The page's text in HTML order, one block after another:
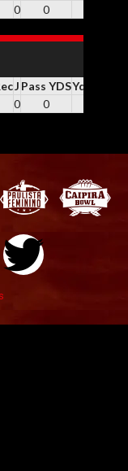
0 0
J Pass YDSYds / Pass
0 0